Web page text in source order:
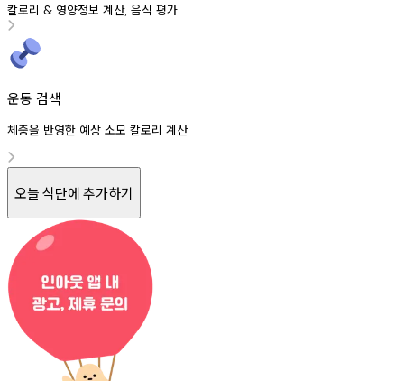
칼로리 & 영양정보 계산, 음식 평가
운동 검색
체중을 반영한 예상 소모 칼로리 계산
오늘 식단에 추가하기